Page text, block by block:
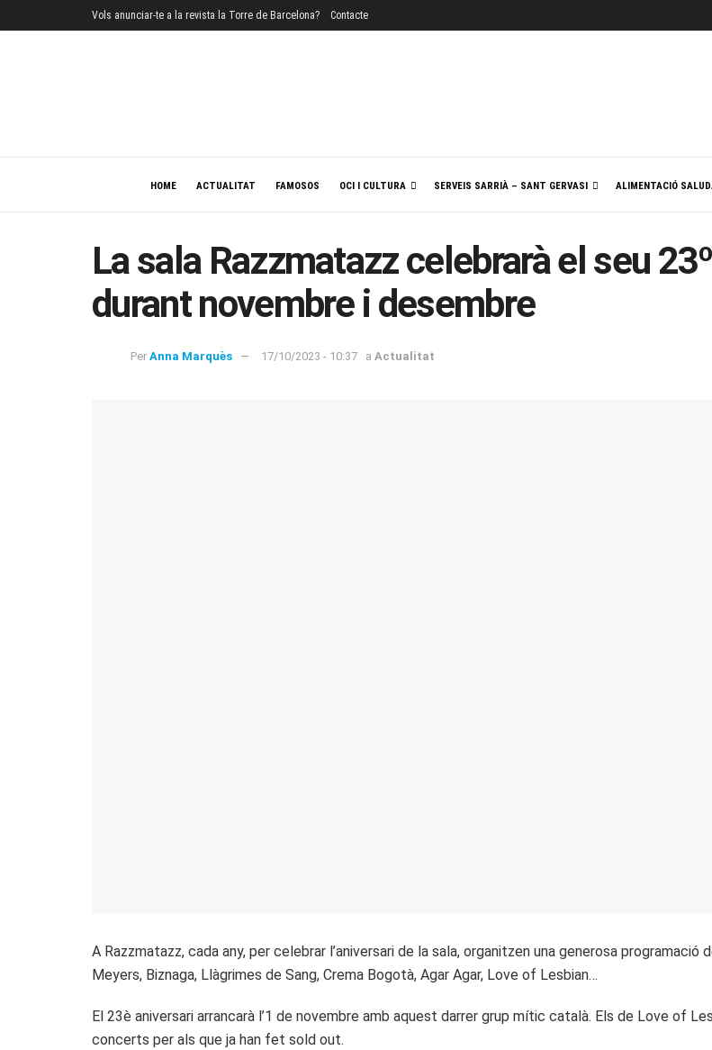
Vols anunciar-te a la revista la Torre de Barcelona? Contacte
HOME ACTUALITAT FAMOSOS OCI I CULTURA SERVEIS SARRIÀ – SANT GERVASI ALIMENTACIÓ
La sala Razzmatazz celebrarà el seu
durant novembre i desembre
Per Anna Marquès 17/10/2023 - 10:37 a Actualitat
A Razzmatazz, cada any, per celebrar l’aniversari de la sala, organitzen una generosa
Meyers, Biznaga, Llàgrimes de Sang, Crema Bogotà, Agar Agar, Love of Lesbian…
El 23è aniversari arrancarà l’1 de novembre amb aquest darrer grup mític català. Els de Love of
concerts per als que ja han fet sold out.